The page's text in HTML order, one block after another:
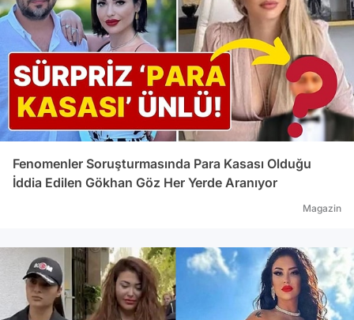
Fenomenler Soruşturmasında Para Kasası Olduğu
İddia Edilen Gökhan Göz Her Yerde Aranıyor
Magazin